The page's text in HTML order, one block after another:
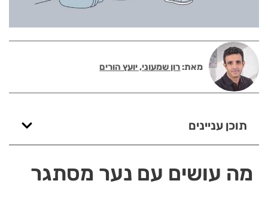
מאת:רון שמעוני, יועץ הורים
תוכן עניינים
מה עושים עם נער מסתגר